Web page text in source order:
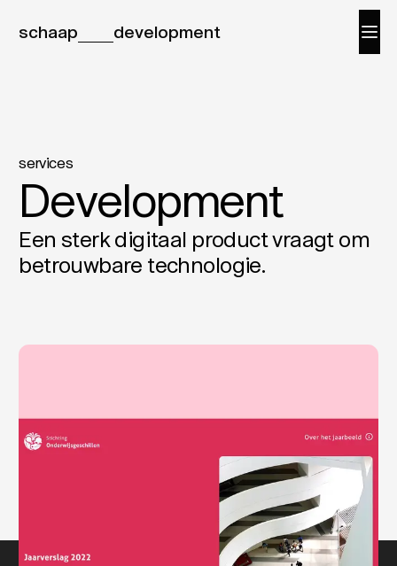
schaap development
services
Development
Een sterk digitaal product vraagt om
betrouwbare technologie.